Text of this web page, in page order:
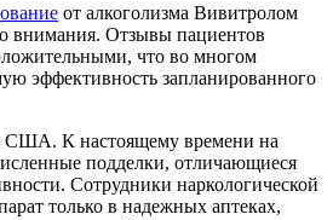
от алкоголизма Вивитролом
внимания. Отзывы пациентов
что во многом
эффективность запланированного
США. К настоящему времени на
подделки, отличающиеся
Сотрудники наркологической
только в надежных аптеках,